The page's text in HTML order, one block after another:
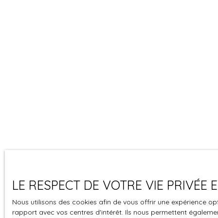
LE RESPECT DE VOTRE VIE PRIVÉE
Nous utilisons des cookies afin de vous offrir une expérience
rapport avec vos centres d'intérêt. Ils nous permettent